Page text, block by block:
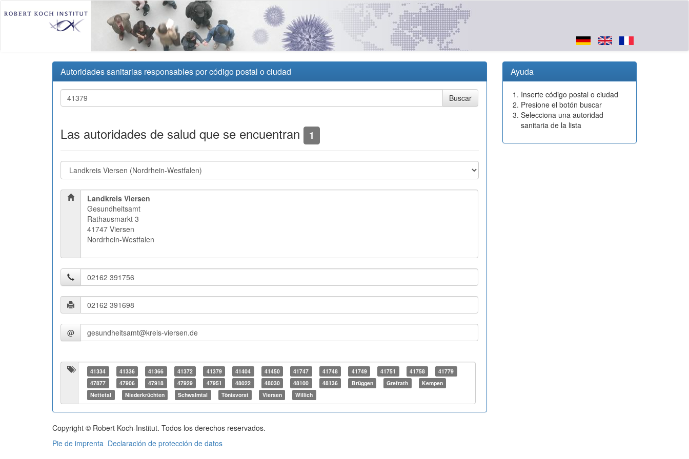
Autoridades sanitarias responsables por código postal o ciudad
Las autoridades de salud que se encuentran 1
Landkreis Viersen
Gesundheitsamt
Rathausmarkt 3
41747 Viersen
Nordrhein-Westfalen
@
41334 41336 41366 41372 41379 41404 41450 41747 41748 41749 41751 41758
41779
47877
47906 47918 47929 47951 48022 48030 48100 48136 Brüggen Grefrath
Kempen
Nettetal
Niederkrüchten Schwalmtal Tönisvorst Viersen Willich
Copyright © Robert Koch-Institut. Todos los derechos reservados.
Pie de imprenta Declaración de protección de datos
Ayuda
Inserte código postal o ciudad
Presione el botón buscar
Selecciona una autoridad
sanitaria de la lista